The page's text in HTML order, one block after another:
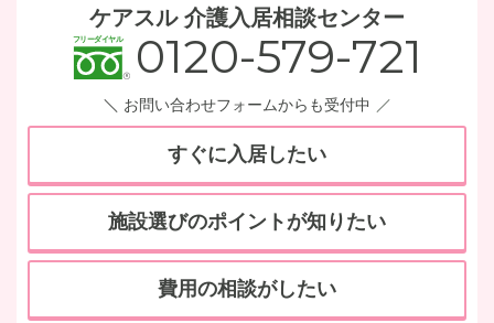
ケアスル 介護入居相談センター
0120-579-721
お問い合わせフォームからも受付中
すぐに入居したい
施設選びのポイントが知りたい
費用の相談がしたい